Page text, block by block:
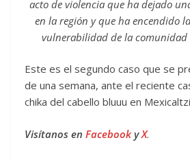
acto de violencia que ha dejado
en la región y que ha encendido
vulnerabilidad de la comunidad
Este es el segundo caso que se
de una semana, ante el reciente
chika del cabello bluuu en
Visítanos en FacebookyX.